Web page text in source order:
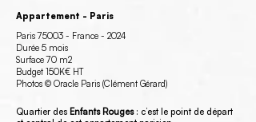
Appartement - Paris
Paris 75003 - France - 2024
Durée 5 mois
Surface 70 m2
Budget 150K€ HT
Photos © Oracle Paris (Clément Gérard)
Quartier des Enfants Rouges: c’est le point de départ